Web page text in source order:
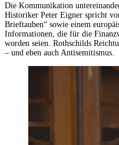
Die Kommunikation
Historiker Peter Eigner spricht
Brieftauben“ sowie einem
Informationen, die für die
worden seien. Rothschilds
– und eben auch Antisemitismus.